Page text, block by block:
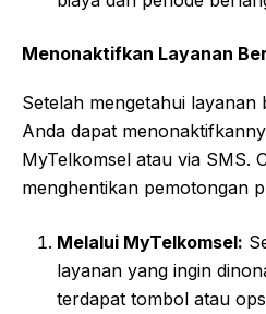
Menonaktifkan Layanan
Setelah mengetahui layanan
Anda dapat
MyTelkomsel atau via SMS.
menghentikan pemotongan
Melalui MyTelkomsel:
layanan yang ingin
terdapat tombol atau